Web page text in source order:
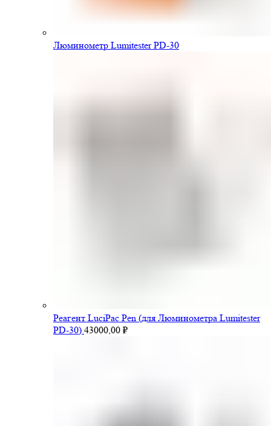
Люминометр Lumitester PD-30
Pеагент LuciPac Pen (для Люминометра Lumitester
PD-30) 43000,00 ₽